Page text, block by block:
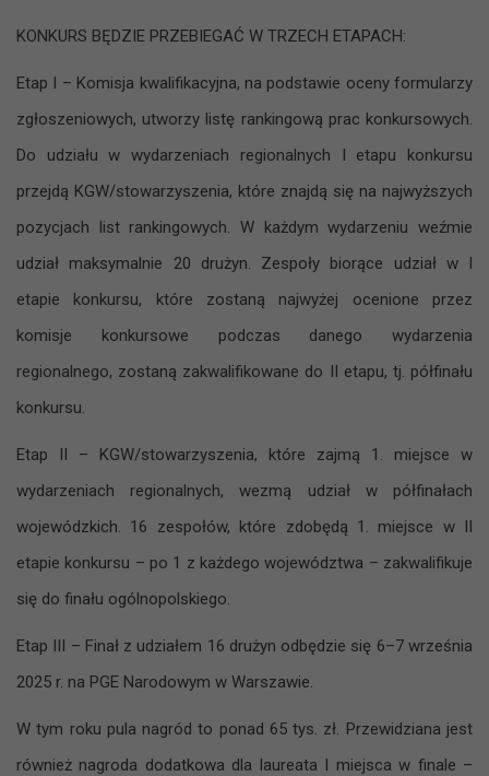
KONKURS BĘDZIE PRZEBIEGAĆ W TRZECH ETAPACH:
Etap I – Komisja kwalifikacyjna, na podstawie oceny formularzy
zgłoszeniowych, utworzy listę rankingową prac konkursowych.
Do udziału w wydarzeniach regionalnych I etapu konkursu
przejdą KGW/stowarzyszenia, które znajdą się na najwyższych
pozycjach list rankingowych. W każdym wydarzeniu weźmie
udział maksymalnie 20 drużyn. Zespoły biorące udział w I
etapie konkursu, które zostaną najwyżej ocenione przez
komisje konkursowe podczas danego wydarzenia
regionalnego, zostaną zakwalifikowane do II etapu, tj. półfinału
konkursu.
Etap II – KGW/stowarzyszenia, które zajmą 1. miejsce w
wydarzeniach regionalnych, wezmą udział w półfinałach
wojewódzkich. 16 zespołów, które zdobędą 1. miejsce w II
etapie konkursu – po 1 z każdego województwa – zakwalifikuje
się do finału ogólnopolskiego.
Etap III – Finał z udziałem 16 drużyn odbędzie się 6–7 września
2025 r. na PGE Narodowym w Warszawie.
W tym roku pula nagród to ponad 65 tys. zł. Przewidziana jest
również nagroda dodatkowa dla laureata I miejsca w finale –